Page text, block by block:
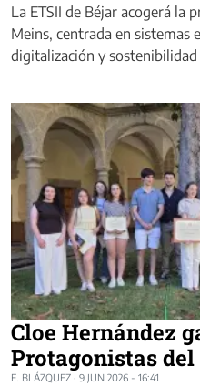
La ETSII de Béjar acogerá la
Meins, centrada en sistemas
digitalización y
Cloe Hernández
Protagonistas
F. BLÁZQUEZ · 9 JUN 2026 - 16:41